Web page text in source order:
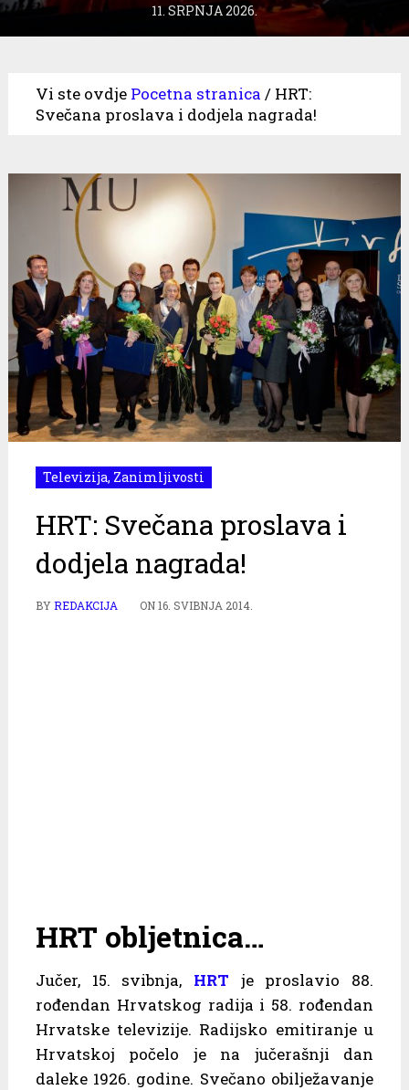
11. SRPNJA 2026.
Vi ste ovdje Pocetna stranica / HRT:
Svečana proslava i dodjela nagrada!
Televizija, Zanimljivosti
HRT: Svečana proslava i
dodjela nagrada!
BYREDAKCIJA ON16. SVIBNJA 2014.
HRT obljetnica…
Jučer, 15. svibnja, HRT je proslavio 88.
rođendan Hrvatskog radija i 58. rođendan
Hrvatske televizije. Radijsko emitiranje u
Hrvatskoj počelo je na jučerašnji dan
daleke 1926. godine. Svečano obilježavanje